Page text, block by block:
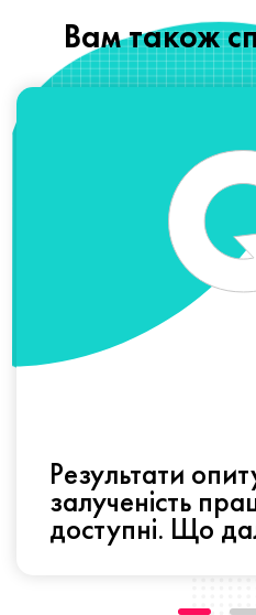
Вам також
Результати
залученість
доступні. Що